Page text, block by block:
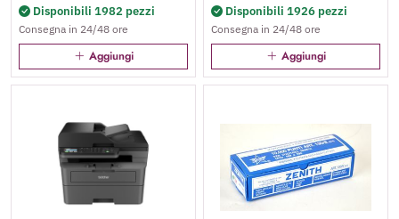
Disponibili 1982 pezzi
Consegna in 24/48 ore
Aggiungi
Disponibili 1926 pezzi
Consegna in 24/48 ore
Aggiungi